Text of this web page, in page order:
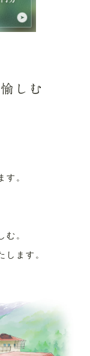
しむ
す。
む。
します。